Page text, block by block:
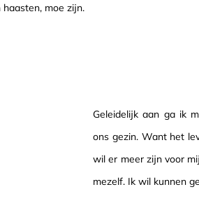
moe zijn.
Geleidelijk aan ga ik
ons gezin. Want het
wil er meer zijn voor
mezelf. Ik wil kunnen